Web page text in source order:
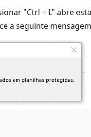
"Ctrl + L" abre
a seguinte